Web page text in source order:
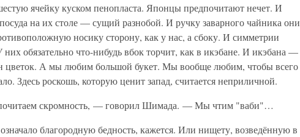
ячейку куском пенопласта. Японцы предпочитают нечет. И
на их столе — сущий разнобой. И ручку заварного чайника они
носику сторону, как у нас, а сбоку. И симметрии
обязательно что-нибудь вбок торчит, как в икэбане. И икэбана —
цветок. А мы любим большой букет. Мы вообще любим, чтобы всего
Здесь роскошь, которую ценит запад, считается неприличной.
скромность, — говорил Шимада. — Мы чтим "ваби"…
благородную бедность, кажется. Или нищету, возведённую в